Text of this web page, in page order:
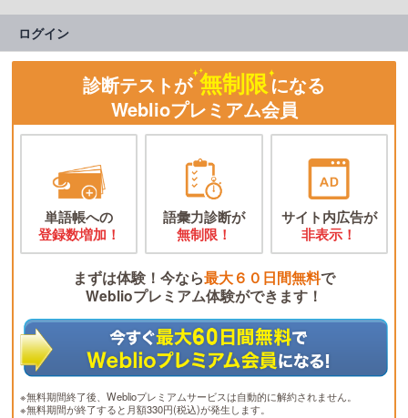
ログイン
診断テストが 無制限になる
Weblioプレミアム会員
単語帳への
登録数増加！
語彙力診断が
無制限！
サイト内広告が
非表示！
まずは体験！今なら最大６０日間無料で
Weblioプレミアム体験ができます！
※無料期間終了後、Weblioプレミアムサービスは自動的に解約されません。
※無料期間が終了すると月額330円(税込)が発生します。